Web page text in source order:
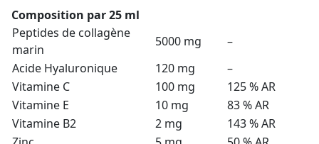
Composition par 25 ml
Peptides de collagène
marin
5000 mg
–
Acide Hyaluronique
120 mg
–
Vitamine C
100 mg
125 % AR
Vitamine E
10 mg
83 % AR
Vitamine B2
2 mg
143 % AR